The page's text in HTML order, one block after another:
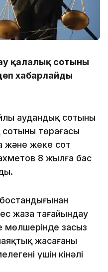
қалалық сотының
хабарлайды
аудандық сотының
төрағасы
және жеке сот
8 жылға бас
жаза тағайындау
мөлшерінде заңсыз
жасағаны
үшін кінәлі